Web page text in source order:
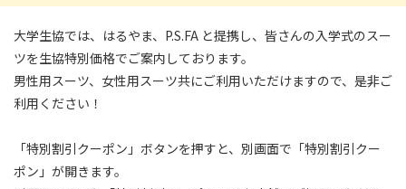
大学生協では、はるやま、P.S.FA と提携し、皆さんの入学式のスー
ツを生協特別価格でご案内しております。
男性用スーツ、女性用スーツ共にご利用いただけますので、是非ご
利用ください！
「特別割引クーポン」ボタンを押すと、別画面で「特別割引クー
ポン」が開きます。